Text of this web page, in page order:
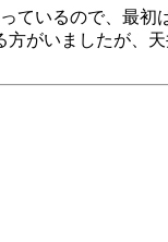
ているので、最初
がいましたが、